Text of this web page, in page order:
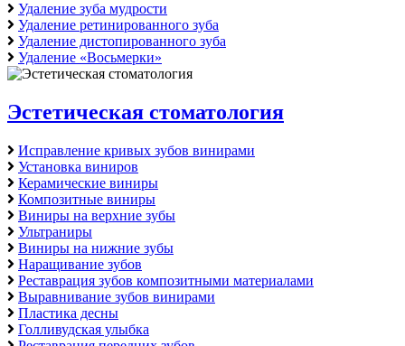
Удаление зуба мудрости
Удаление ретинированного зуба
Удаление дистопированного зуба
Удаление «Восьмерки»
Эстетическая стоматология
Исправление кривых зубов винирами
Установка виниров
Керамические виниры
Композитные виниры
Виниры на верхние зубы
Ультраниры
Виниры на нижние зубы
Наращивание зубов
Реставрация зубов композитными материалами
Выравнивание зубов винирами
Пластика десны
Голливудская улыбка